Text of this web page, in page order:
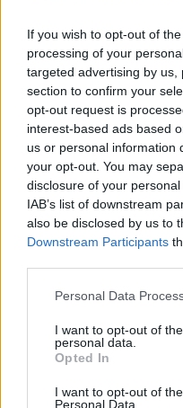
If you wish to opt-out of
processing of your
targeted advertising by
section to confirm your
opt-out request is
interest-based ads based
us or personal information
your opt-out. You may
disclosure of your
IAB’s list of downstream
also be disclosed by us to
Downstream Participants
Please note that this
not limited to your visit or
grant or deny consent to
use your data for below
consent section.
Personal Data
I want to opt-out of
personal data.
Opted In
I want to opt-out of
Personal Data.
parkját
mesél